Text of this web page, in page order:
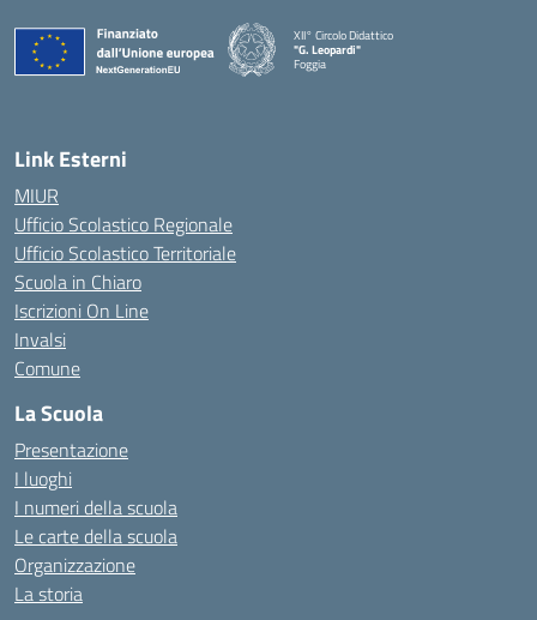
XII° Circolo Didattico
"G. Leopardi"
Foggia
— Visita la pagina iniziale della scuola
Link Esterni
MIUR
Ufficio Scolastico Regionale
Ufficio Scolastico Territoriale
Scuola in Chiaro
Iscrizioni On Line
Invalsi
Comune
La Scuola
Presentazione
I luoghi
I numeri della scuola
Le carte della scuola
Organizzazione
La storia